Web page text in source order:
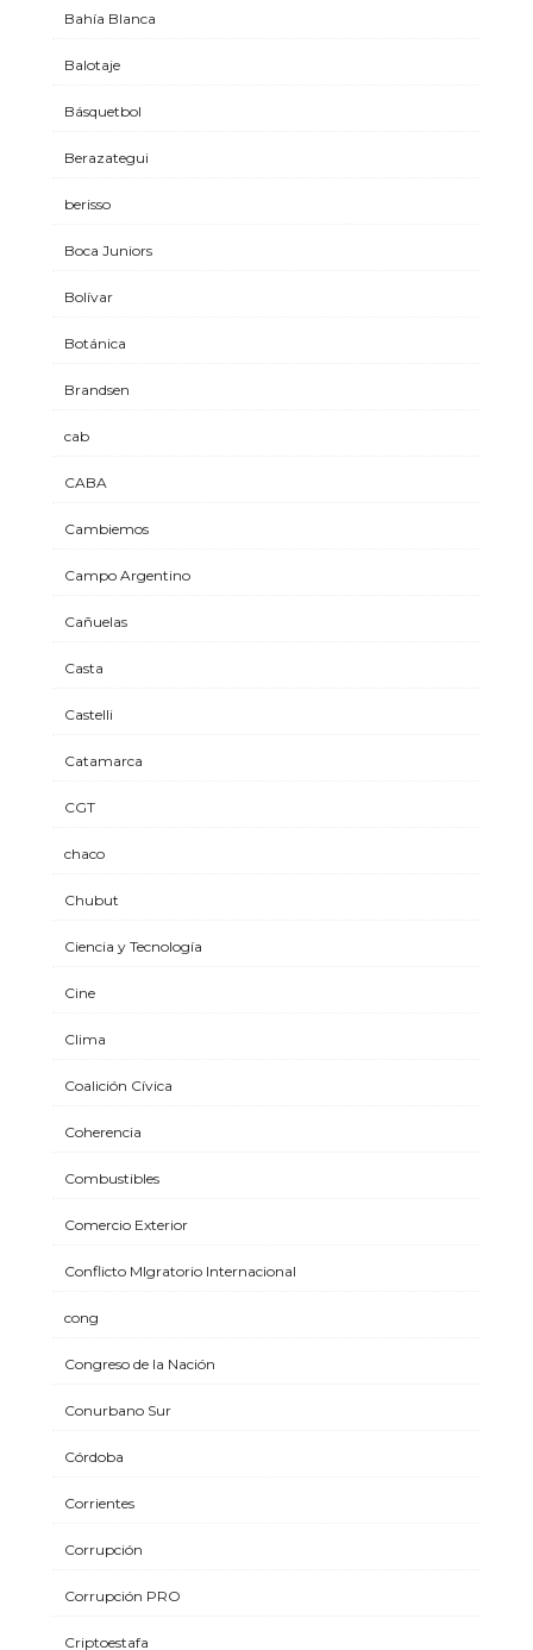
Bahía Blanca
Balotaje
Básquetbol
Berazategui
berisso
Boca Juniors
Bolívar
Botánica
Brandsen
cab
CABA
Cambiemos
Campo Argentino
Cañuelas
Casta
Castelli
Catamarca
CGT
chaco
Chubut
Ciencia y Tecnología
Cine
Clima
Coalición Cívica
Coherencia
Combustibles
Comercio Exterior
Conflicto MIgratorio Internacional
cong
Congreso de la Nación
Conurbano Sur
Córdoba
Corrientes
Corrupción
Corrupción PRO
Criptoestafa